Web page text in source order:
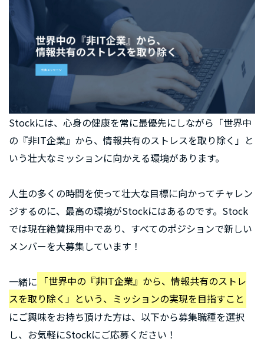
Stockには、心身の健康を常に最優先にしながら「世界中
の『非IT企業』から、情報共有のストレスを取り除く」と
いう壮大なミッションに向かえる環境があります。
人生の多くの時間を使って壮大な目標に向かってチャレン
ジするのに、最高の環境がStockにはあるのです。Stock
では現在絶賛採用中であり、すべてのポジションで新しい
メンバーを大募集しています！
一緒に 「世界中の『非IT企業』から、情報共有のストレ
スを取り除く」という、ミッションの実現を目指すこと
にご興味をお持ち頂けた方は、以下から募集職種を選択
し、お気軽にStockにご応募ください！